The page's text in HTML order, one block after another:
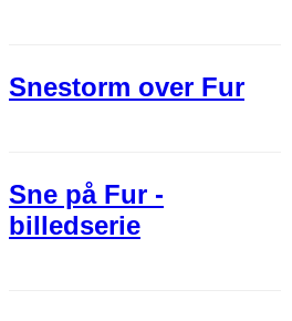
Snestorm over Fur
Sne på Fur -
billedserie